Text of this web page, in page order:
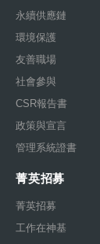
永續供應鏈
環境保護
友善職場
社會參與
CSR報告書
政策與宣言
管理系統證書
菁英招募
菁英招募
工作在神基